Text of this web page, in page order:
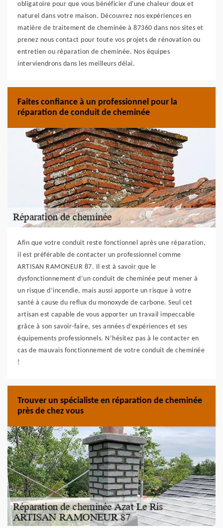
obligatoire pour que vous bénéficier d'une chaleur doux et
naturel dans votre maison. Découvrez nos expériences en
matière de traitement de cheminée à 87360 dans nos sites et
prenez nous contact pour toute vos projets de rénovation ou
entretien ou réparation de cheminée. Nos équipes
interviendrons dans les meilleurs délai.
Faites confiance à un professionnel pour la
réparation de conduit de cheminée
Afin que votre conduit reste fonctionnel après une réparation,
il est préférable de contacter un professionnel comme
ARTISAN RAMONEUR 87. Il est à savoir que le
dysfonctionnement d’un conduit de cheminée peut mener à
un risque d’incendie, mais aussi apporte un risque à votre
santé à cause du reflux du monoxyde de carbone. Seul cet
artisan est capable de vous apporter un travail impeccable
grâce à son savoir-faire, ses années d’expériences et ses
équipements professionnels. N’hésitez pas à le contacter en
cas de mauvais fonctionnement de votre conduit de cheminée
!
Trouver un spécialiste en réparation de cheminée
près de chez vous